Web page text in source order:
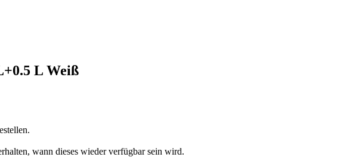
L Weiß
wann dieses wieder verfügbar sein wird.